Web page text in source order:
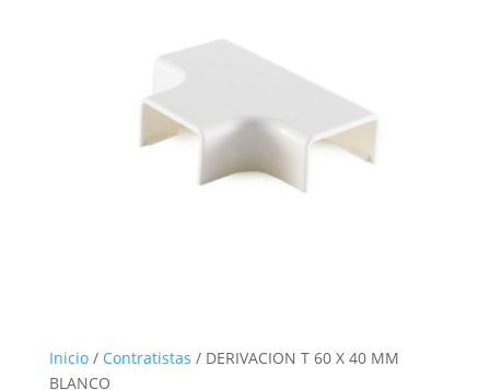
Inicio/ Contratistas / DERIVACION T 60 X 40 MM
BLANCO